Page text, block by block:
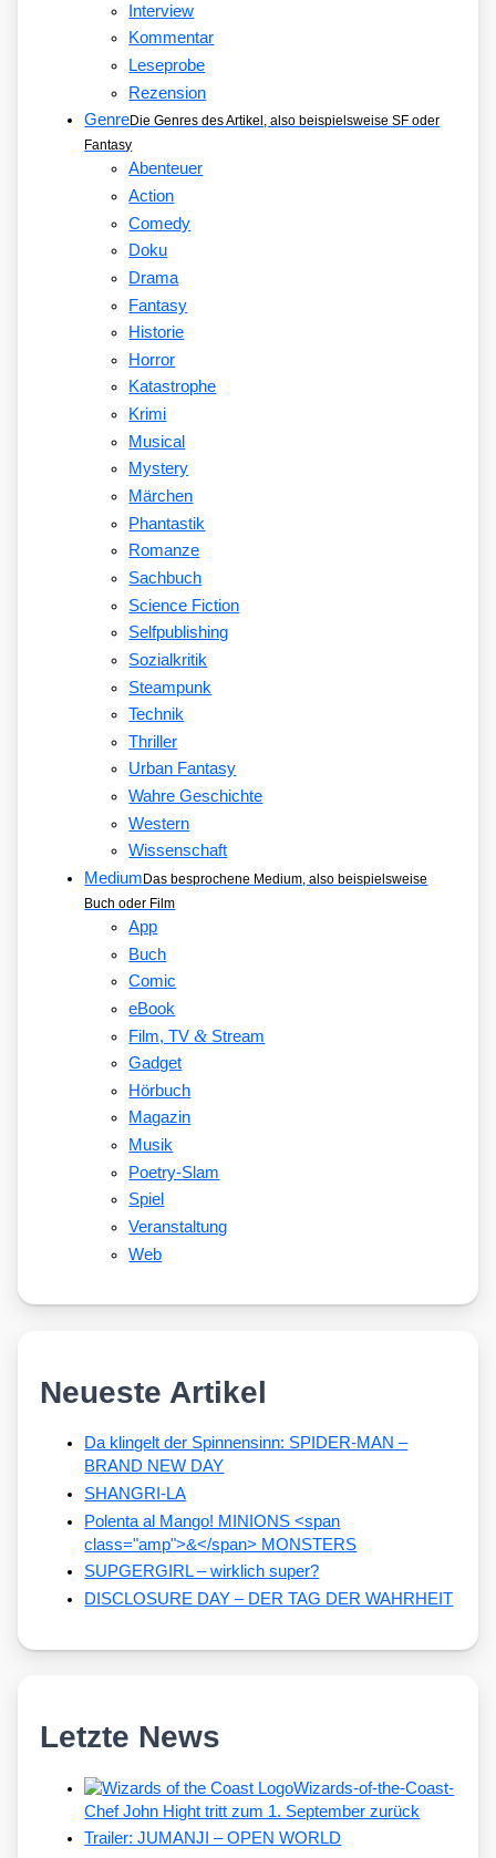
Interview
Kommentar
Leseprobe
Rezension
GenreDie Genres des Artikel, also beispielsweise SF oder
Fantasy
Abenteuer
Action
Comedy
Doku
Drama
Fantasy
Historie
Horror
Katastrophe
Krimi
Musical
Mystery
Märchen
Phantastik
Romanze
Sachbuch
Science Fiction
Selfpublishing
Sozialkritik
Steampunk
Technik
Thriller
Urban Fantasy
Wahre Geschichte
Western
Wissenschaft
Medium Das besprochene Medium, also beispielsweise
Buch oder Film
App
Buch
Comic
eBook
Film, TV&Stream
Gadget
Hörbuch
Magazin
Musik
Poetry-Slam
Spiel
Veranstaltung
Web
Neueste Artikel
Da klingelt der Spinnensinn: SPIDER-MAN –
BRAND NEW DAY
SHANGRI-LA
Polenta al Mango! MINIONS <span
class="amp">&</span> MONSTERS
SUPGERGIRL – wirklich super?
DISCLOSURE DAY – DER TAG DER WAHRHEIT
Letzte News
Wizards-of-the-Coast-
Chef John Hight tritt zum 1. September zurück
Trailer: JUMANJI – OPEN WORLD